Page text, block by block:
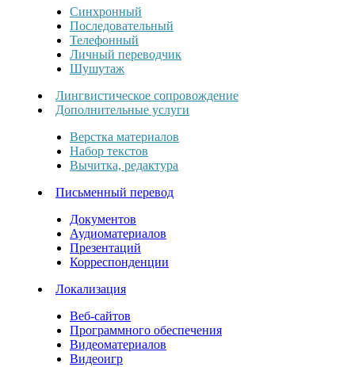
Синхронный
Последовательный
Телефонный
Личный переводчик
Шушутаж
Лингвистическое сопровождение
Дополнительные услуги
Верстка материалов
Набор текстов
Вычитка, редактура
Письменный перевод
Документов
Аудиоматериалов
Презентаций
Корреспонденции
Локализация
Веб-сайтов
Программного обеспечения
Видеоматериалов
Видеоигр